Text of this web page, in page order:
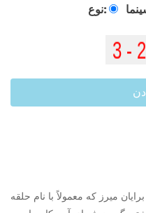
نوع:
برایان میرز که معمولاً با نام حلقه WWE او شناخته می شود ، کرت